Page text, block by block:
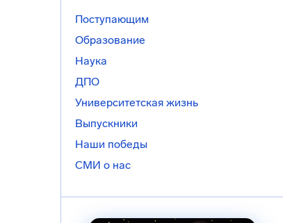
Поступающим
Образование
Наука
ДПО
Университетская жизнь
Выпускники
Наши победы
СМИ о нас